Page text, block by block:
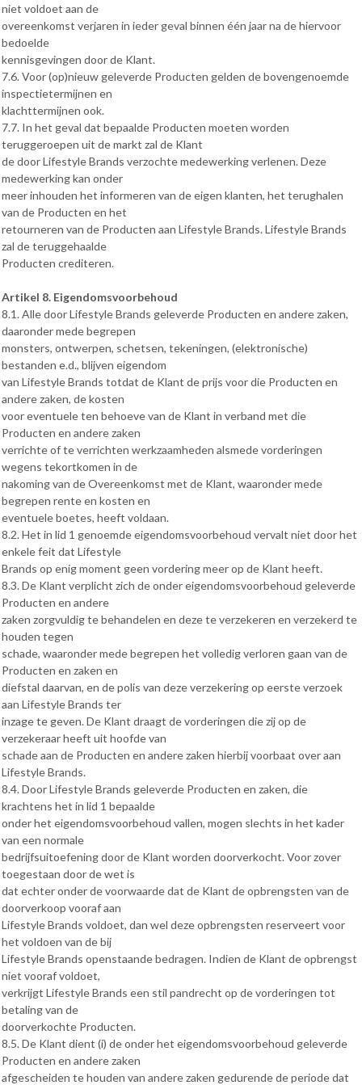
niet voldoet aan de
overeenkomst verjaren in ieder geval binnen één jaar na de hiervoor
bedoelde
kennisgevingen door de Klant.
7.6. Voor (op)nieuw geleverde Producten gelden de bovengenoemde
inspectietermijnen en
klachttermijnen ook.
7.7. In het geval dat bepaalde Producten moeten worden
teruggeroepen uit de markt zal de Klant
de door Lifestyle Brands verzochte medewerking verlenen. Deze
medewerking kan onder
meer inhouden het informeren van de eigen klanten, het terughalen
van de Producten en het
retourneren van de Producten aan Lifestyle Brands. Lifestyle Brands
zal de teruggehaalde
Producten crediteren.
Artikel 8. Eigendomsvoorbehoud
8.1. Alle door Lifestyle Brands geleverde Producten en andere zaken,
daaronder mede begrepen
monsters, ontwerpen, schetsen, tekeningen, (elektronische)
bestanden e.d., blijven eigendom
van Lifestyle Brands totdat de Klant de prijs voor die Producten en
andere zaken, de kosten
voor eventuele ten behoeve van de Klant in verband met die
Producten en andere zaken
verrichte of te verrichten werkzaamheden alsmede vorderingen
wegens tekortkomen in de
nakoming van de Overeenkomst met de Klant, waaronder mede
begrepen rente en kosten en
eventuele boetes, heeft voldaan.
8.2. Het in lid 1 genoemde eigendomsvoorbehoud vervalt niet door het
enkele feit dat Lifestyle
Brands op enig moment geen vordering meer op de Klant heeft.
8.3. De Klant verplicht zich de onder eigendomsvoorbehoud geleverde
Producten en andere
zaken zorgvuldig te behandelen en deze te verzekeren en verzekerd te
houden tegen
schade, waaronder mede begrepen het volledig verloren gaan van de
Producten en zaken en
diefstal daarvan, en de polis van deze verzekering op eerste verzoek
aan Lifestyle Brands ter
inzage te geven. De Klant draagt de vorderingen die zij op de
verzekeraar heeft uit hoofde van
schade aan de Producten en andere zaken hierbij voorbaat over aan
Lifestyle Brands.
8.4. Door Lifestyle Brands geleverde Producten en zaken, die
krachtens het in lid 1 bepaalde
onder het eigendomsvoorbehoud vallen, mogen slechts in het kader
van een normale
bedrijfsuitoefening door de Klant worden doorverkocht. Voor zover
toegestaan door de wet is
dat echter onder de voorwaarde dat de Klant de opbrengsten van de
doorverkoop vooraf aan
Lifestyle Brands voldoet, dan wel deze opbrengsten reserveert voor
het voldoen van de bij
Lifestyle Brands openstaande bedragen. Indien de Klant de opbrengst
niet vooraf voldoet,
verkrijgt Lifestyle Brands een stil pandrecht op de vorderingen tot
betaling van de
doorverkochte Producten.
8.5. De Klant dient (i) de onder het eigendomsvoorbehoud geleverde
Producten en andere zaken
afgescheiden te houden van andere zaken gedurende de periode dat